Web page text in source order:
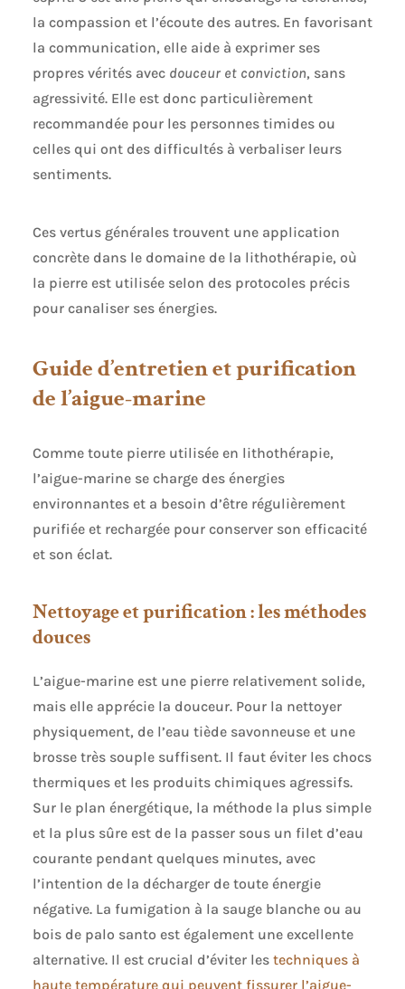
la compassion et l’écoute des autres. En favorisant
la communication, elle aide à exprimer ses
propres vérités avec douceur et conviction, sans
agressivité. Elle est donc particulièrement
recommandée pour les personnes timides ou
celles qui ont des difficultés à verbaliser leurs
sentiments.
Ces vertus générales trouvent une application
concrète dans le domaine de la lithothérapie, où
la pierre est utilisée selon des protocoles précis
pour canaliser ses énergies.
Guide d’entretien et purification
de l’aigue-marine
Comme toute pierre utilisée en lithothérapie,
l’aigue-marine se charge des énergies
environnantes et a besoin d’être régulièrement
purifiée et rechargée pour conserver son efficacité
et son éclat.
Nettoyage et purification : les méthodes
douces
L’aigue-marine est une pierre relativement solide,
mais elle apprécie la douceur. Pour la nettoyer
physiquement, de l’eau tiède savonneuse et une
brosse très souple suffisent. Il faut éviter les chocs
thermiques et les produits chimiques agressifs.
Sur le plan énergétique, la méthode la plus simple
et la plus sûre est de la passer sous un filet d’eau
courante pendant quelques minutes, avec
l’intention de la décharger de toute énergie
négative. La fumigation à la sauge blanche ou au
bois de palo santo est également une excellente
alternative. Il est crucial d’éviter les techniques à
haute température qui peuvent fissurer l’aigue-